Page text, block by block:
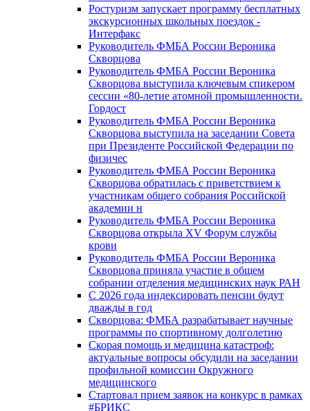
Ростуризм запускает программу бесплатных
экскурсионных школьных поездок -
Интерфакс
Руководитель ФМБА России Вероника
Скворцова
Руководитель ФМБА России Вероника
Скворцова выступила ключевым спикером
сессии «80-летие атомной промышленности.
Гордост
Руководитель ФМБА России Вероника
Скворцова выступила на заседании Совета
при Президенте Российской Федерации по
физичес
Руководитель ФМБА России Вероника
Скворцова обратилась с приветствием к
участникам общего собрания Российской
академии н
Руководитель ФМБА России Вероника
Скворцова открыла XV Форум службы
крови
Руководитель ФМБА России Вероника
Скворцова приняла участие в общем
собрании отделения медицинских наук РАН
С 2026 года индексировать пенсии будут
дважды в год
Скворцова: ФМБА разрабатывает научные
программы по спортивному долголетию
Скорая помощь и медицина катастроф:
актуальные вопросы обсудили на заседании
профильной комиссии Окружного
медицинского
Стартовал прием заявок на конкурс в рамках
#БРИКС